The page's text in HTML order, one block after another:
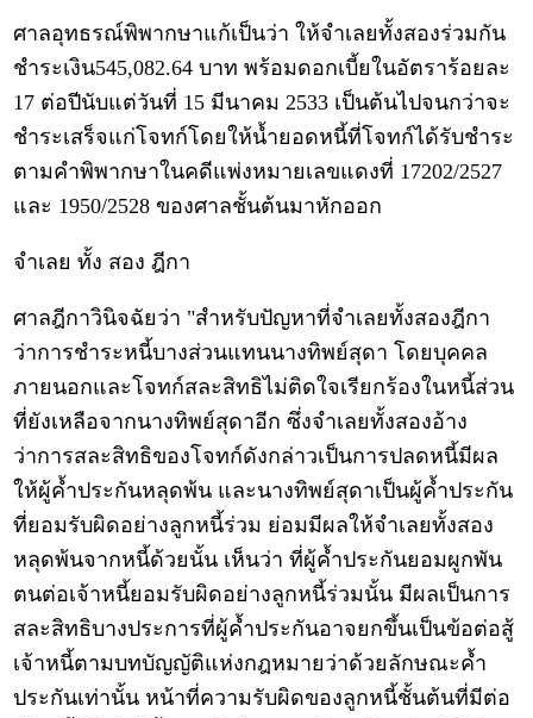
ศาลอุทธรณ์พิพากษาแก้เป็นว่า ให้จำเลยทั้งสองร่วมกัน
ชำระเงิน545,082.64 บาท พร้อมดอกเบี้ยในอัตราร้อยละ
17 ต่อปีนับแต่วันที่ 15 มีนาคม 2533 เป็นต้นไปจนกว่าจะ
ชำระเสร็จแก่โจทก์โดยให้น้ำยอดหนี้ที่โจทก์ได้รับชำระ
ตามคำพิพากษาในคดีแพ่งหมายเลขแดงที่ 17202/2527
และ 1950/2528 ของศาลชั้นต้นมาหักออก
จำเลย ทั้ง สอง ฎีกา
ศาลฎีกาวินิจฉัยว่า "สำหรับปัญหาที่จำเลยทั้งสองฎีกา
ว่าการชำระหนี้บางส่วนแทนนางทิพย์สุดา โดยบุคคล
ภายนอกและโจทก์สละสิทธิไม่ติดใจเรียกร้องในหนี้ส่วน
ที่ยังเหลือจากนางทิพย์สุดาอีก ซึ่งจำเลยทั้งสองอ้าง
ว่าการสละสิทธิของโจทก์ดังกล่าวเป็นการปลดหนี้มีผล
ให้ผู้ค้ำประกันหลุดพ้น และนางทิพย์สุดาเป็นผู้ค้ำประกัน
ที่ยอมรับผิดอย่างลูกหนี้ร่วม ย่อมมีผลให้จำเลยทั้งสอง
หลุดพ้นจากหนี้ด้วยนั้น เห็นว่า ที่ผู้ค้ำประกันยอมผูกพัน
ตนต่อเจ้าหนี้ยอมรับผิดอย่างลูกหนี้ร่วมนั้น มีผลเป็นการ
สละสิทธิบางประการที่ผู้ค้ำประกันอาจยกขึ้นเป็นข้อต่อสู้
เจ้าหนี้ตามบทบัญญัติแห่งกฎหมายว่าด้วยลักษณะค้ำ
ประกันเท่านั้น หน้าที่ความรับผิดของลูกหนี้ชั้นต้นที่มีต่อ